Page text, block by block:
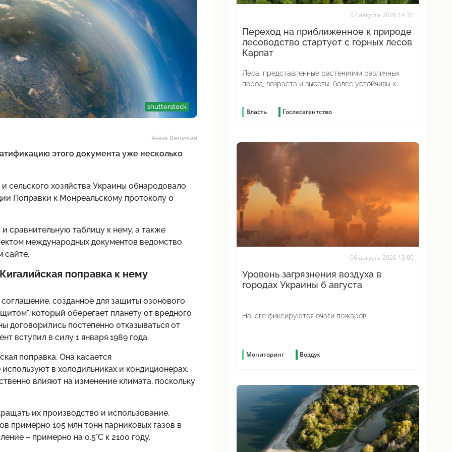
shutterstock
Анна Великая
этого документа уже несколько
хозяйства Украины обнародовало
Поправки к Монреальскому протоколу о
сравнительную таблицу к нему, а также
международных документов ведомство
сайте.
поправка к нему
созданное для защиты озонового
который оберегает планету от вредного
договорились постепенно отказываться от
вступил в силу 1 января 1989 года.
поправка. Она касается
в холодильниках и кондиционерах.
влияют на изменение климата, поскольку
их производство и использование.
примерно 105 млн тонн парниковых газов в
– примерно на 0,5°C к 2100 году.
07 августа 2026 14:31
Переход на приближенное к природе
лесоводство стартует с горных лесов
Карпат
Леса, представленные растениями различных
пород, возраста и высоты, более устойчивы к
Власть Гослесагентство
06 августа 2026 13:00
Уровень загрязнения воздуха в
городах Украины 6 августа
На юге фиксируются очаги пожаров
Мониторинг Воздух